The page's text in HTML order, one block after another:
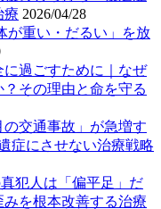
療 2026/04/28
が重い・だるい」を放
に過ごすために｜なぜ
その理由と命を守る
の交通事故」が急増す
症にさせない治療戦略
犯人は「偏平足」だ
を根本改善する治療